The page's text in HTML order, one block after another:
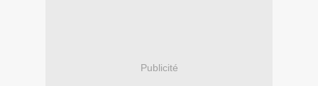
Publicité